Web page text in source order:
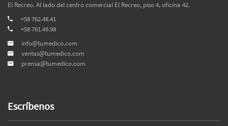
El Recreo. Al lado del centro comercial El Recreo, piso 4, oficina 42.
+58 762.48.41
+58 761.49.98
info@tumedico.com
ventas@tumedico.com
prensa@tumedico.com
Escríbenos